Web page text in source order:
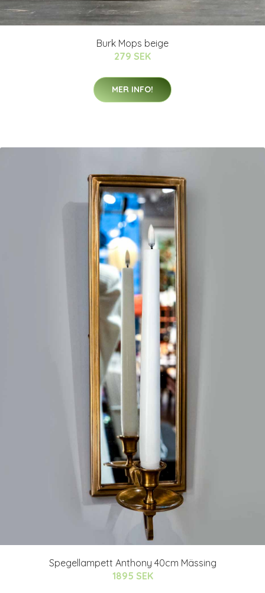
Burk Mops beige
279 SEK
MER INFO!
Spegellampett Anthony 40cm Mässing
1895 SEK